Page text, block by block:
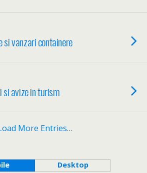
si vanzari containere
avize in turism
More Entries…
Desktop